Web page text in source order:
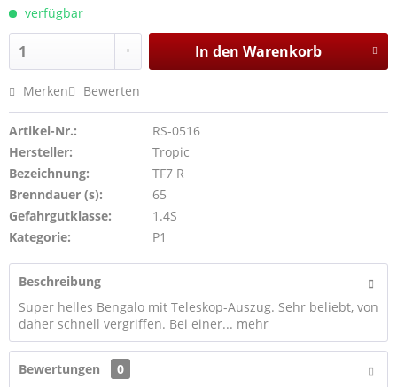
verfügbar
In den Warenkorb
Merken Bewerten
Artikel-Nr.:
RS-0516
Hersteller:
Tropic
Bezeichnung:
TF7 R
Brenndauer (s):
65
Gefahrgutklasse:
1.4S
Kategorie:
P1
Beschreibung
Super helles Bengalo mit Teleskop-Auszug. Sehr beliebt, von
daher schnell vergriffen. Bei einer... mehr
Bewertungen
0